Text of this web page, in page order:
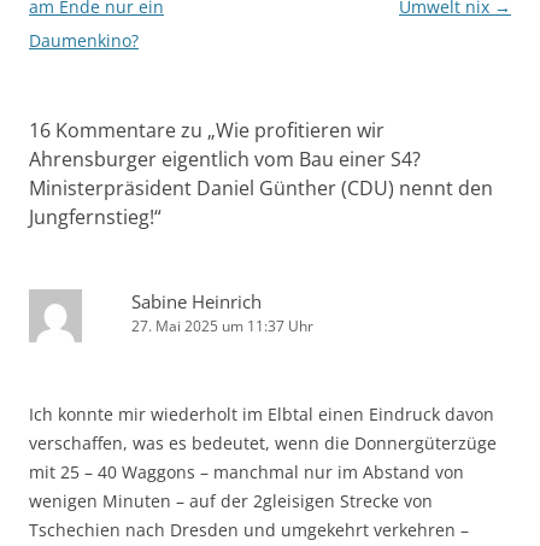
am Ende nur ein
Daumenkino?
Umwelt nix →
16 Kommentare zu „Wie profitieren wir
Ahrensburger eigentlich vom Bau einer S4?
Ministerpräsident Daniel Günther (CDU) nennt den
Jungfernstieg!“
Sabine Heinrich
27. Mai 2025 um 11:37 Uhr
Ich konnte mir wiederholt im Elbtal einen Eindruck davon
verschaffen, was es bedeutet, wenn die Donnergüterzüge
mit 25 – 40 Waggons – manchmal nur im Abstand von
wenigen Minuten – auf der 2gleisigen Strecke von
Tschechien nach Dresden und umgekehrt verkehren –